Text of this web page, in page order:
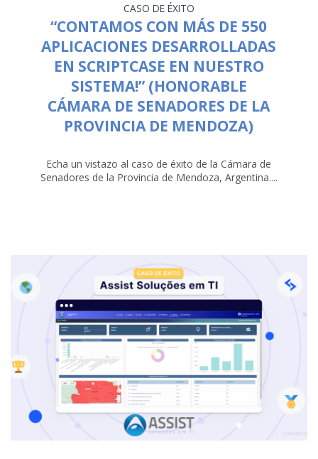
CASO DE ÉXITO
“CONTAMOS CON MÁS DE 550
APLICACIONES DESARROLLADAS
EN SCRIPTCASE EN NUESTRO
SISTEMA!” (HONORABLE
CÁMARA DE SENADORES DE LA
PROVINCIA DE MENDOZA)
Echa un vistazo al caso de éxito de la Cámara de
Senadores de la Provincia de Mendoza, Argentina....